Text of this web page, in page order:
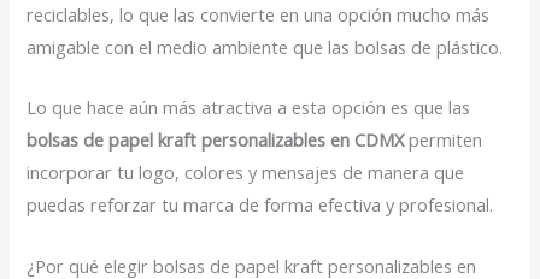
reciclables, lo que las convierte en una opción mucho más
amigable con el medio ambiente que las bolsas de plástico.
Lo que hace aún más atractiva a esta opción es que las
bolsas de papel kraft personalizables en CDMXpermiten
incorporar tu logo, colores y mensajes de manera que
puedas reforzar tu marca de forma efectiva y profesional.
¿Por qué elegir bolsas de papel kraft personalizables en